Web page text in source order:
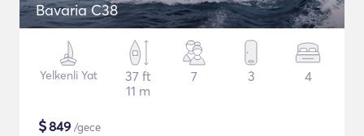
Bavaria C38
Yelkenli Yat
37 ft
11 m
7 3 4
$849 /gece